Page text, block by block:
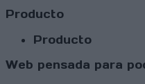
Producto
Producto
Web pensada para